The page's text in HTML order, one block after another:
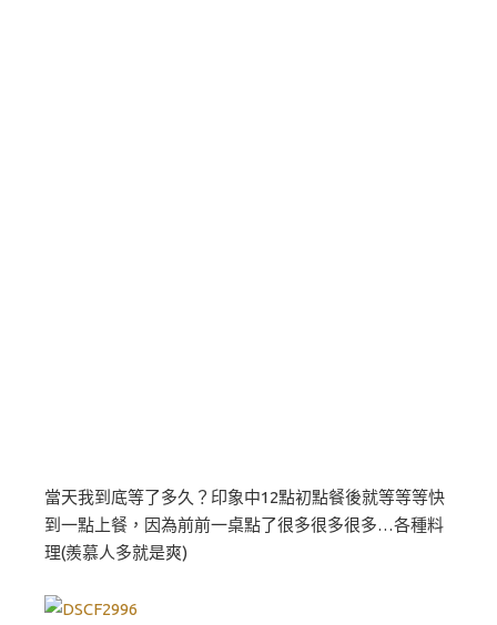
當天我到底等了多久？印象中12點初點餐後就等等等快
到一點上餐，因為前前一桌點了很多很多很多…各種料
理(羨慕人多就是爽)